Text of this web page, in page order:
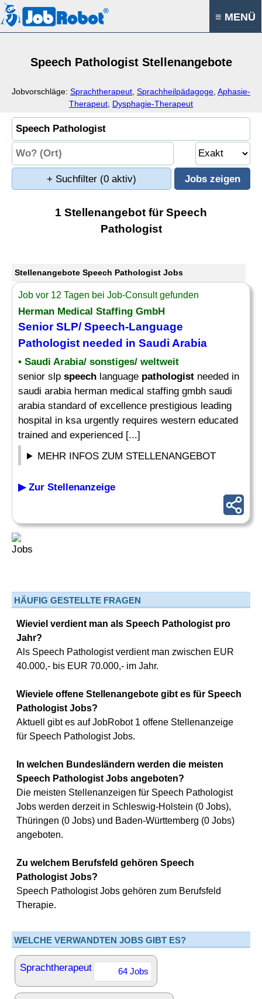
≡ MENÜ
Speech Pathologist Stellenangebote
Jobvorschläge: Sprachtherapeut Sprachheilpädagoge Aphasie-
Therapeut Dysphagie-Therapeut
+ Suchfilter (0 aktiv)
1 Stellenangebot für Speech
Pathologist
Stellenangebote Speech Pathologist Jobs
Job vor 12 Tagen bei Job-Consult gefunden
Herman Medical Staffing GmbH
Senior SLP/ Speech-Language
Pathologist needed in Saudi Arabia
• Saudi Arabia/ sonstiges/ weltweit
senior slp speech language pathologist needed in
saudi arabia herman medical staffing gmbh saudi
arabia standard of excellence prestigious leading
hospital in ksa urgently requires western educated
trained and experienced [...]
MEHR INFOS ZUM STELLENANGEBOT
▶ Zur Stellenanzeige
HÄUFIG GESTELLTE FRAGEN
Wieviel verdient man als Speech Pathologist pro
Jahr?
Als Speech Pathologist verdient man zwischen EUR
40.000,- bis EUR 70.000,- im Jahr.
Wieviele offene Stellenangebote gibt es für Speech
Pathologist Jobs?
Aktuell gibt es auf JobRobot 1 offene Stellenanzeige
für Speech Pathologist Jobs.
In welchen Bundesländern werden die meisten
Speech Pathologist Jobs angeboten?
Die meisten Stellenanzeigen für Speech Pathologist
Jobs werden derzeit in Schleswig-Holstein (0 Jobs),
Thüringen (0 Jobs) und Baden-Württemberg (0 Jobs)
angeboten.
Zu welchem Berufsfeld gehören Speech
Pathologist Jobs?
Speech Pathologist Jobs gehören zum Berufsfeld
Therapie.
WELCHE VERWANDTEN JOBS GIBT ES?
Sprachtherapeut 64 Jobs